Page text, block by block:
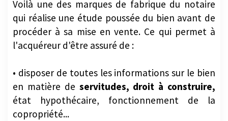
Voilà une des marques de fabrique du notaire
qui réalise une étude poussée du bien avant de
procéder à sa mise en vente. Ce qui permet à
l'acquéreur d'être assuré de :
• disposer de toutes les informations sur le bien
en matière de servitudes, droit à construire,
état hypothécaire, fonctionnement de la
copropriété...